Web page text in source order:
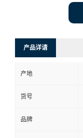
产品详请
产地
货号
品牌